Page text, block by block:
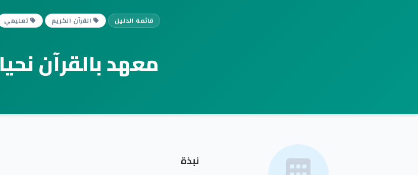
قائمة الدليل القرآن الكريم تعليمي
معهد بالقرآن نحيا
نبذة